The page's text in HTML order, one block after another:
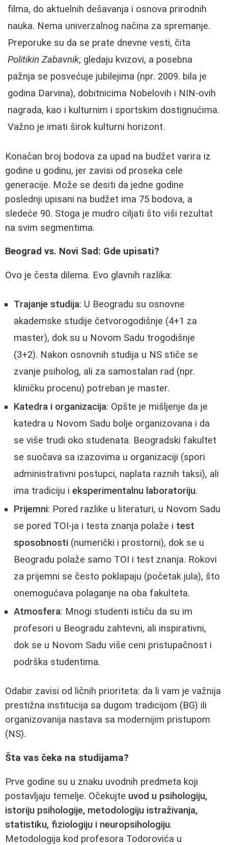
filma, do aktuelnih dešavanja i osnova prirodnih
nauka. Nema univerzalnog načina za spremanje.
Preporuke su da se prate dnevne vesti, čita
Politikin Zabavnik, gledaju kvizovi, a posebna
pažnja se posvećuje jubilejima (npr. 2009. bila je
godina Darvina), dobitnicima Nobelovih i NIN-ovih
nagrada, kao i kulturnim i sportskim dostignućima.
Važno je imati širok kulturni horizont.
Konačan broj bodova za upad na budžet varira iz
godine u godinu, jer zavisi od proseka cele
generacije. Može se desiti da jedne godine
poslednji upisani na budžet ima 75 bodova, a
sledeće 90. Stoga je mudro ciljati što viši rezultat
na svim segmentima.
Beograd vs. Novi Sad: Gde upisati?
Ovo je česta dilema. Evo glavnih razlika:
Trajanje studija: U Beogradu su osnovne
akademske studije četvorogodišnje (4+1 za
master), dok su u Novom Sadu trogodišnje
(3+2). Nakon osnovnih studija u NS stiče se
zvanje psiholog, ali za samostalan rad (npr.
kliničku procenu) potreban je master.
Katedra i organizacija: Opšte je mišljenje da je
katedra u Novom Sadu bolje organizovana i da
se više trudi oko studenata. Beogradski fakultet
se suočava sa izazovima u organizaciji (spori
administrativni postupci, naplata raznih taksi), ali
ima tradiciju i eksperimentalnu laboratoriju.
Prijemni: Pored razlike u literaturi, u Novom Sadu
se pored TOI-ja i testa znanja polaže i test
sposobnosti (numerički i prostorni), dok se u
Beogradu polaže samo TOI i test znanja. Rokovi
za prijemni se često poklapaju (početak jula), što
onemogućava polaganje na oba fakulteta.
Atmosfera: Mnogi studenti ističu da su im
profesori u Beogradu zahtevni, ali inspirativni,
dok se u Novom Sadu više ceni pristupačnost i
podrška studentima.
Odabir zavisi od ličnih prioriteta: da li vam je važnija
prestižna institucija sa dugom tradicijom (BG) ili
organizovanija nastava sa modernijim pristupom
(NS).
Šta vas čeka na studijama?
Prve godine su u znaku uvodnih predmeta koji
postavljaju temelje. Očekujte uvod u psihologiju,
istoriju psihologije, metodologiju istraživanja,
statistiku, fiziologiju i neuropsihologiju.
Metodologija kod profesora Todorovića u